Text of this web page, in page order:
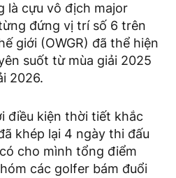
là cựu vô địch major
đứng vị trí số 6 trên
giới (OWGR) đã thể hiện
suốt từ mùa giải 2025
2026.
điều kiện thời tiết khắc
khép lại 4 ngày thi đấu
cho mình tổng điểm
các golfer bám đuổi